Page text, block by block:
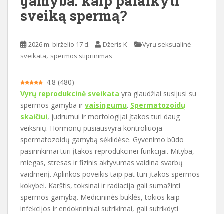
sveiką spermą?
2026 m. birželio 17 d. Džeris K
Vyrų seksualinė
sveikata, spermos stiprinimas
4.8 (480)
Vyrų reprodukcinė sveikata yra glaudžiai susijusi su
spermos gamyba ir vaisingumu. Spermatozoidų
skaičiui, judrumui ir morfologijai įtakos turi daug
veiksnių. Hormonų pusiausvyra kontroliuoja
spermatozoidų gamybą sėklidėse. Gyvenimo būdo
pasirinkimai turi įtakos reprodukcinei funkcijai. Mityba,
miegas, stresas ir fizinis aktyvumas vaidina svarbų
vaidmenį. Aplinkos poveikis taip pat turi įtakos spermos
kokybei. Karštis, toksinai ir radiacija gali sumažinti
spermos gamybą. Medicininės būklės, tokios kaip
infekcijos ir endokrininiai sutrikimai, gali sutrikdyti